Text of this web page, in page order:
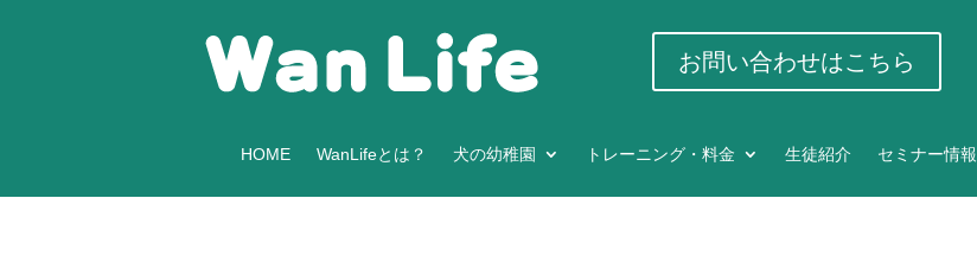
お問い合わせはこちら
HOME WanLifeとは？ 犬の幼稚園 トレーニング・料金 生徒紹介 セミナー情報